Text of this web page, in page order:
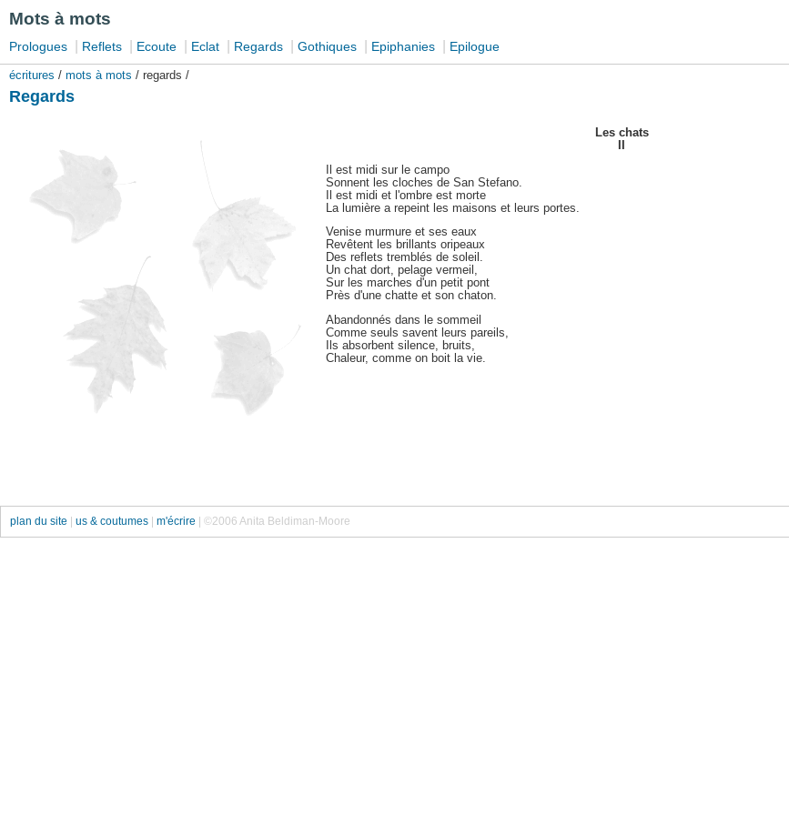
Mots à mots
Prologues Reflets Ecoute Eclat Regards Gothiques Epiphanies Epilogue
écritures / mots à mots / regards /
Regards
Les chats
Il est midi sur le campo
Sonnent les cloches de San Stefano.
Il est midi et l'ombre est morte
La lumière a repeint les maisons et leurs portes.
Venise murmure et ses eaux
Revêtent les brillants oripeaux
Des reflets tremblés de soleil.
Un chat dort, pelage vermeil,
Sur les marches d'un petit pont
Près d'une chatte et son chaton.
Abandonnés dans le sommeil
Comme seuls savent leurs pareils,
Ils absorbent silence, bruits,
Chaleur, comme on boit la vie.
plan du site us & coutumes m'écrire | ©2006 Anita Beldiman-Moore